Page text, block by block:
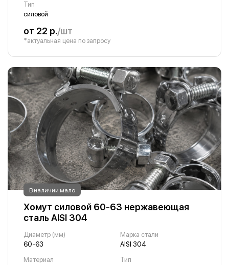
Тип
силовой
от 22 р./шт
*актуальная цена по запросу
В наличии мало
Хомут силовой 60-63 нержавеющая
сталь AISI 304
Диаметр (мм)
60-63
Марка стали
AISI 304
Материал
Тип